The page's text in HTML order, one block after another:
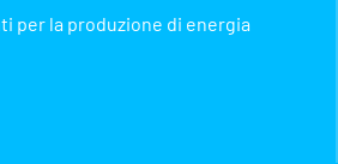
per la produzione di energia